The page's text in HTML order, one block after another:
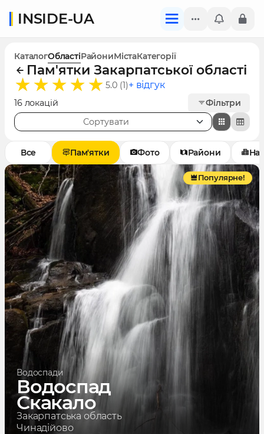
INSIDE-UA
КаталогОбластіРайониМістаКатегорії
Пам'ятки Закарпатської області
5.0 (1)+ відгук
16 локацій
Фільтри
Сортувати
Все Пам'ятки Фото Райони
Популярне!
Водоспади
Водоспад
Скакало
Закарпатська область
Чинадійово